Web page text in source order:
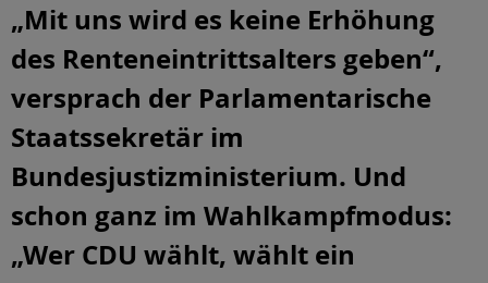
„Mit uns wird es keine Erhöhung
des Renteneintrittsalters geben“,
versprach der Parlamentarische
Staatssekretär im
Bundesjustizministerium. Und
schon ganz im Wahlkampfmodus:
„Wer CDU wählt, wählt ein